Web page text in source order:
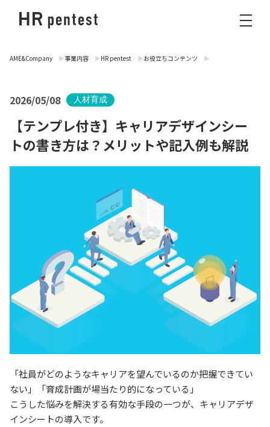
AME&Company 事業内容 HR pentest お役立ちコンテンツ
2026/05/08 人材育成
【テンプレ付き】キャリアデザインシー
トの書き方は？メリットや記入例も解説
「社員がどのようなキャリアを望んでいるのか把握できてい
ない」「育成計画が場当たり的になっている」
こうした悩みを解決する有効な手段の一つが、キャリアデザ
インシートの導入です。